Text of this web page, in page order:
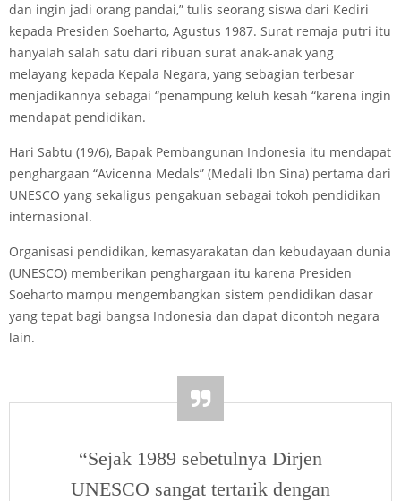
dan ingin jadi orang pandai,” tulis seorang siswa dari Kediri
kepada Presiden Soeharto, Agustus 1987. Surat remaja putri itu
hanyalah salah satu dari ribuan surat anak-anak yang
melayang kepada Kepala Negara, yang sebagian terbesar
menjadikannya sebagai “penampung keluh kesah “karena ingin
mendapat pendidikan.
Hari Sabtu (19/6), Bapak Pembangunan Indonesia itu mendapat
penghargaan “Avicenna Medals” (Medali Ibn Sina) pertama dari
UNESCO yang sekaligus pengakuan sebagai tokoh pendidikan
internasional.
Organisasi pendidikan, kemasyarakatan dan kebudayaan dunia
(UNESCO) memberikan penghargaan itu karena Presiden
Soeharto mampu mengembangkan sistem pendidikan dasar
yang tepat bagi bangsa Indonesia dan dapat dicontoh negara
lain.
“Sejak 1989 sebetulnya Dirjen
UNESCO sangat tertarik dengan